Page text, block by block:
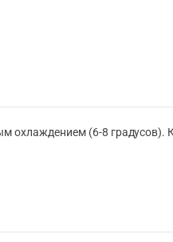
охлаждением (6-8